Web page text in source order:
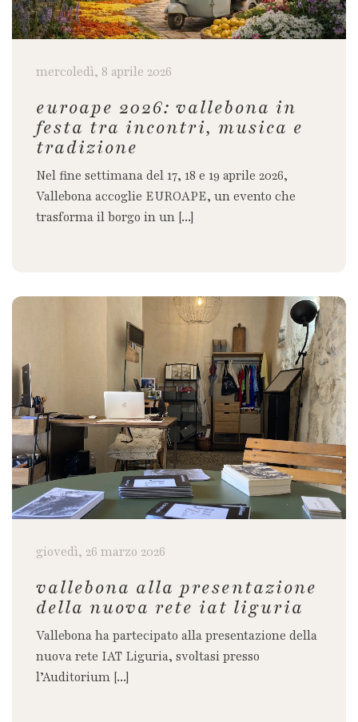
mercoledì, 8 aprile 2026
euroape 2026: vallebona in
festa tra incontri, musica e
tradizione
Nel fine settimana del 17, 18 e 19 aprile 2026,
Vallebona accoglie EUROAPE, un evento che
trasforma il borgo in un [...]
giovedì, 26 marzo 2026
vallebona alla presentazione
della nuova rete iat liguria
Vallebona ha partecipato alla presentazione della
nuova rete IAT Liguria, svoltasi presso
l’Auditorium [...]